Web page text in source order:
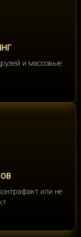
и массовые
или не